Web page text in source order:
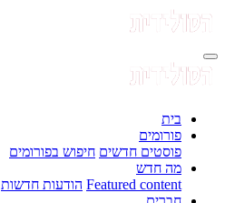
בית
פורומים
פוסטים חדשים חיפוש בפורומים
מה חדש
Featured content הודעות חדשות